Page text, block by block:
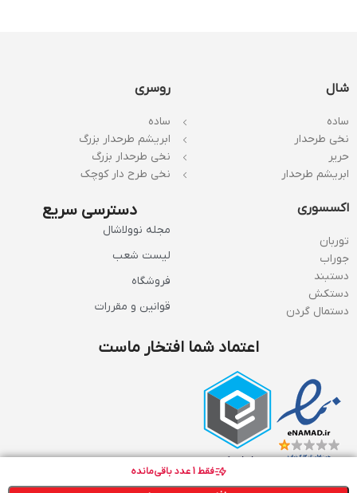
فقط1عدد باقی‌مانده
شال
ساده
نخی طرحدار
حریر
ابریشم طرحدار
روسری
ساده
ابریشم طرحدار بزرگ
نخی طرحدار بزرگ
نخی طرح دار کوچک
اکسسوری
توربان
جوراب
دستبند
دستکش
دستمال گردن
دسترسی سریع
مجله نوولاشال
لیست شعب
فروشگاه
قوانین و مقررات
اعتماد شما افتخار ماست